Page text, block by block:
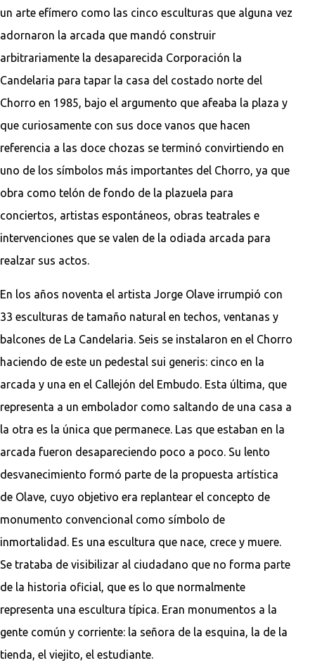
un arte efímero como las cinco esculturas que alguna vez
adornaron la arcada que mandó construir
arbitrariamente la desaparecida Corporación la
Candelaria para tapar la casa del costado norte del
Chorro en 1985, bajo el argumento que afeaba la plaza y
que curiosamente con sus doce vanos que hacen
referencia a las doce chozas se terminó convirtiendo en
uno de los símbolos más importantes del Chorro, ya que
obra como telón de fondo de la plazuela para
conciertos, artistas espontáneos, obras teatrales e
intervenciones que se valen de la odiada arcada para
realzar sus actos.
En los años noventa el artista Jorge Olave irrumpió con
33 esculturas de tamaño natural en techos, ventanas y
balcones de La Candelaria. Seis se instalaron en el Chorro
haciendo de este un pedestal sui generis: cinco en la
arcada y una en el Callejón del Embudo. Esta última, que
representa a un embolador como saltando de una casa a
la otra es la única que permanece. Las que estaban en la
arcada fueron desapareciendo poco a poco. Su lento
desvanecimiento formó parte de la propuesta artística
de Olave, cuyo objetivo era replantear el concepto de
monumento convencional como símbolo de
inmortalidad. Es una escultura que nace, crece y muere.
Se trataba de visibilizar al ciudadano que no forma parte
de la historia oficial, que es lo que normalmente
representa una escultura típica. Eran monumentos a la
gente común y corriente: la señora de la esquina, la de la
tienda, el viejito, el estudiante.